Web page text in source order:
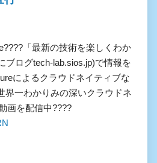
「最新の技術を楽しくわか
ブログtech-lab.sios.jp)で情報を
によるクラウドネイティブな
界一わかりみの深いクラウドネ
画を配信中????